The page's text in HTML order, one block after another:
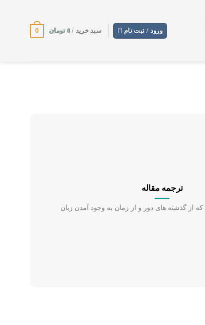
ورود / ثبت نام سبد خرید /0 تومان 0
ترجمه مقاله